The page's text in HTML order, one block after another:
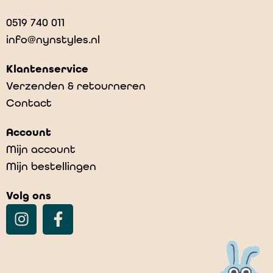
0519 740 011
info@nynstyles.nl
Klantenservice
Verzenden & retourneren
Contact
Account
Mijn account
Mijn bestellingen
Volg ons